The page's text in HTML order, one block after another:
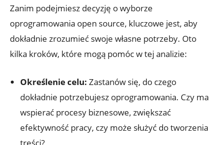
Zanim podejmiesz decyzję o wyborze
oprogramowania open source, kluczowe jest, aby
dokładnie zrozumieć swoje własne potrzeby. Oto
kilka kroków, które mogą pomóc w tej analizie:
Określenie celu: Zastanów się, do czego
dokładnie potrzebujesz oprogramowania. Czy ma
wspierać procesy biznesowe, zwiększać
efektywność pracy, czy może służyć do tworzenia